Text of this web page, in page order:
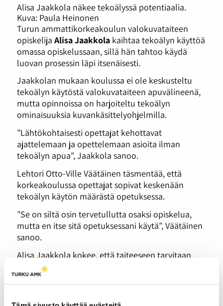
Alisa Jaakkola näkee tekoälyssä potentiaalia.
Kuva: Paula Heinonen
Turun ammattikorkeakoulun valokuvataiteen
opiskelija Alisa Jaakkolakaihtaa tekoälyn käyttöä
omassa opiskelussaan, sillä hän tahtoo käydä
luovan prosessin läpi itsenäisesti.
Jaakkolan mukaan koulussa ei ole keskusteltu
tekoälyn käytöstä valokuvataiteen apuvälineenä,
mutta opinnoissa on harjoiteltu tekoälyn
ominaisuuksia kuvankäsittelyohjelmilla.
”Lähtökohtaisesti opettajat kehottavat
ajattelemaan ja opettelemaan asioita ilman
tekoälyn apua”, Jaakkola sanoo.
Lehtori Otto-Ville Väätäinen täsmentää, että
korkeakoulussa opettajat sopivat keskenään
tekoälyn käytön määrästä opetuksessa.
”Se on siltä osin tervetullutta osaksi opiskelua,
mutta en itse sitä opetuksessani käytä”, Väätäinen
sanoo.
Alisa Jaakkola kokee, että taiteeseen tarvitaan
aitoa tunnetta ja filosofisuutta, joita ei tekoälyltä
löydy. Taiteilijoiksi voi silti kutsua myös henkilöitä,
määrin.